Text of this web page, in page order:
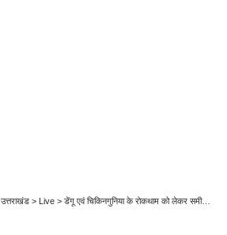
उत्तराखंड > Live > डेंगू एवं चिकिनगुनिया के रोकथाम को लेकर समीक्षा बैठक